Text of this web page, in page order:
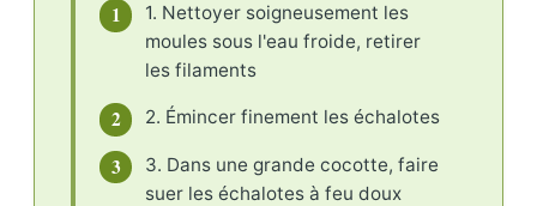
1
1. Nettoyer soigneusement les
moules sous l'eau froide, retirer
les filaments
2 2. Émincer finement les échalotes
3
3. Dans une grande cocotte, faire
suer les échalotes à feu doux